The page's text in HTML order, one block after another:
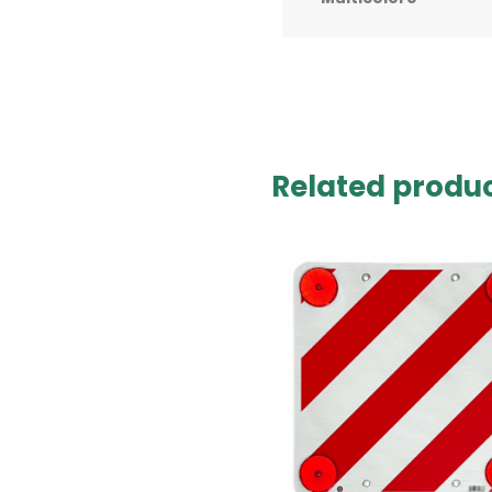
Related